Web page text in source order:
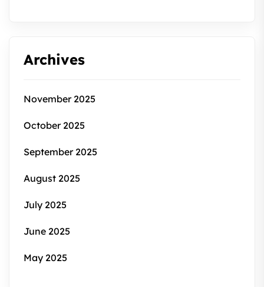
Archives
November 2025
October 2025
September 2025
August 2025
July 2025
June 2025
May 2025